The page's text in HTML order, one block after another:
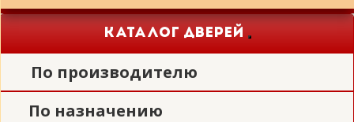
КАТАЛОГ ДВЕРЕЙ
Toggle
navigation
По производителю
По назначению